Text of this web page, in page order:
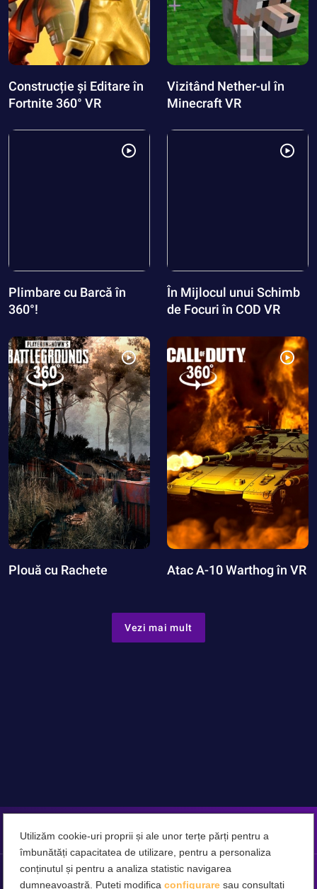
Construcție și Editare în
Fortnite 360° VR
Vizitând Nether-ul în
Minecraft VR
Plimbare cu Barcă în
360°!
În Mijlocul unui Schimb
de Focuri în COD VR
Plouă cu Rachete Atac A-10 Warthog în VR
Vezi mai mult
Utilizăm cookie-uri proprii și ale unor terțe părți pentru a
îmbunătăți capacitatea de utilizare, pentru a personaliza
conținutul și pentru a analiza statistic navigarea
dumneavoastră. Puteți modifica configuraresau consultați